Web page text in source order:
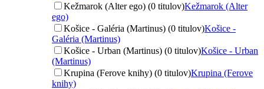
Kežmarok (Alter ego) (0 titulov)Kežmarok (Alter
ego)
Košice - Galéria (Martinus) (0 titulov)Košice -
Galéria (Martinus)
Košice - Urban (Martinus) (0 titulov)Košice - Urban
(Martinus)
Krupina (Ferove knihy) (0 titulov)Krupina (Ferove
knihy)